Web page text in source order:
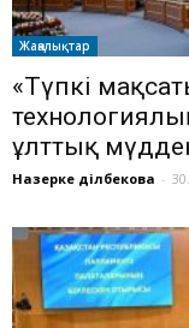
Жаңалықтар
«Түпкі
ұлттық
Назерке Әділбекова -